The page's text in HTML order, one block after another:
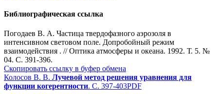
Библиографическая ссылка
Погодаев В. А. Частица твердофазного аэрозоля в
интенсивном световом поле. Допробойный режим
взаимодействия . // Оптика атмосферы и океана. 1992. Т. 5. №
04. С. 391-396.
Скопировать ссылку в буфер обмена
Колосов В. В. Лучевой метод решения уравнения для
функции когерентности. С. 397-403PDF